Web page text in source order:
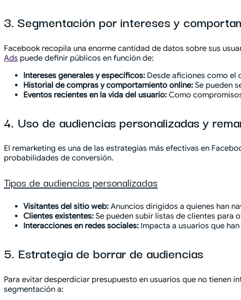
3. Segmentación por intereses y
Facebook recopila una enorme cantidad de datos sobre sus
Ads puede definir públicos en función de:
Intereses generales y específicos: Desde aficiones como el
Historial de compras y comportamiento online: Se pueden
Eventos recientes en la vida del usuario: Como
4. Uso de audiencias personalizadas y
El remarketing es una de las estrategias más efectivas en
probabilidades de conversión.
Tipos de audiencias personalizadas
Visitantes del sitio web: Anuncios dirigidos a quienes han
Clientes existentes: Se pueden subir listas de clientes para
Interacciones en redes sociales: Impacta a usuarios que
5. Estrategia de borrar de audiencias
Para evitar desperdiciar presupuesto en usuarios que no tienen
segmentación a: